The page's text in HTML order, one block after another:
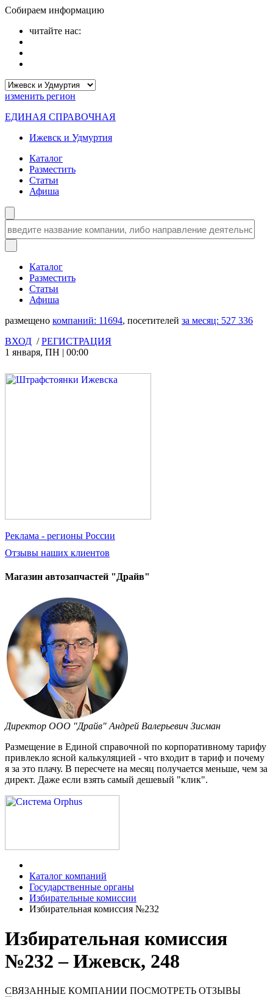
Собираем информацию
читайте нас:
изменить регион
ЕДИНАЯ СПРАВОЧНАЯ
Ижевск и Удмуртия
Каталог
Разместить
Статьи
Афиша
Каталог
Разместить
Статьи
Афиша
размещено компаний: 11694, посетителей за месяц: 527 336
ВХОД /РЕГИСТРАЦИЯ
1 января, ПН | 00:00
Реклама - регионы России
Отзывы наших клиентов
Магазин автозапчастей "Драйв"
Директор ООО "Драйв" Андрей Валерьевич Зисман
Размещение в Единой справочной по корпоративному тарифу
привлекло ясной калькуляцией - что входит в тариф и почему
я за это плачу. В пересчете на месяц получается меньше, чем за
директ. Даже если взять самый дешевый "клик".
Каталог компаний
Государственные органы
Избирательные комиссии
Избирательная комиссия №232
Избирательная комиссия
№232 – Ижевск, 248
СВЯЗАННЫЕ КОМПАНИИ ПОСМОТРЕТЬ ОТЗЫВЫ